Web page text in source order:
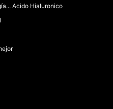
Acido Hialuronico